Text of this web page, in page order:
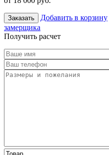
Заказать Добавить в корзину
замерщика
Получить расчет